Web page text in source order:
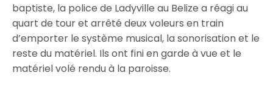
baptiste, la police de Ladyville au Belize a réagi au
quart de tour et arrêté deux voleurs en train
d’emporter le système musical, la sonorisation et le
reste du matériel. Ils ont fini en garde à vue et le
matériel volé rendu à la paroisse.